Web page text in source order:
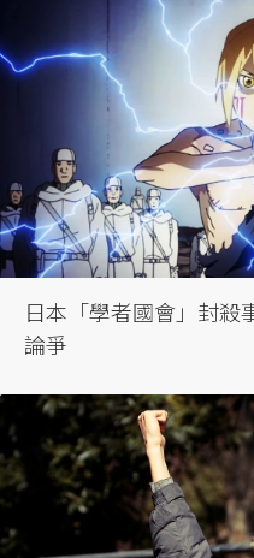
日本「學者國會」封殺
論爭